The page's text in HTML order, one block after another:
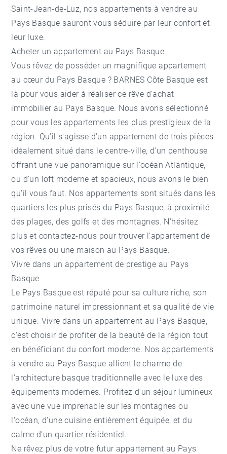
Saint-Jean-de-Luz, nos appartements à vendre au
Pays Basque sauront vous séduire par leur confort et
leur luxe.
Acheter un appartement au Pays Basque
Vous rêvez de posséder un magnifique appartement
au cœur du Pays Basque ? BARNES Côte Basque est
là pour vous aider à réaliser ce rêve d'achat
immobilier au Pays Basque. Nous avons sélectionné
pour vous les appartements les plus prestigieux de la
région. Qu'il s'agisse d'un appartement de trois pièces
idéalement situé dans le centre-ville, d'un penthouse
offrant une vue panoramique sur l'océan Atlantique,
ou d'un loft moderne et spacieux, nous avons le bien
qu'il vous faut. Nos appartements sont situés dans les
quartiers les plus prisés du Pays Basque, à proximité
des plages, des golfs et des montagnes. N'hésitez
plus et contactez-nous pour trouver l'appartement de
vos rêves ou une maison au Pays Basque.
Vivre dans un appartement de prestige au Pays
Basque
Le Pays Basque est réputé pour sa culture riche, son
patrimoine naturel impressionnant et sa qualité de vie
unique. Vivre dans un appartement au Pays Basque,
c'est choisir de profiter de la beauté de la région tout
en bénéficiant du confort moderne. Nos appartements
à vendre au Pays Basque allient le charme de
l'architecture basque traditionnelle avec le luxe des
équipements modernes. Profitez d'un séjour lumineux
avec une vue imprenable sur les montagnes ou
l'océan, d'une cuisine entièrement équipée, et du
calme d'un quartier résidentiel.
Ne rêvez plus de votre futur appartement au Pays